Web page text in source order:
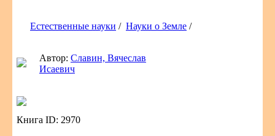
Естественные науки / Науки о Земле /
Автор: Славин, Вячеслав
Исаевич
Книга ID: 2970